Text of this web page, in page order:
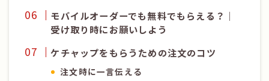
モバイルオーダーでも無料でもらえる？｜
受け取り時にお願いしよう
ケチャップをもらうための注文のコツ
注文時に一言伝える